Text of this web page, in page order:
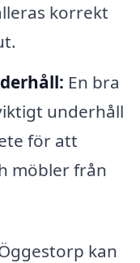
korrekt
En bra
underhåll
för att
möbler från
kan